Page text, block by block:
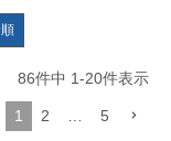
86件中 1-20件表示
1 2 5